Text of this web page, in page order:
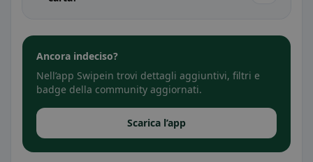
Ancora indeciso?
Nell’app Swipein trovi dettagli aggiuntivi, filtri e
badge della community aggiornati.
Scarica l’app